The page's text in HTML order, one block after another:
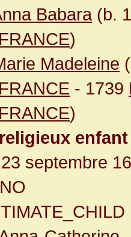
Babara(b.
)
Madeleine
- 1739
)
enfant
septembre